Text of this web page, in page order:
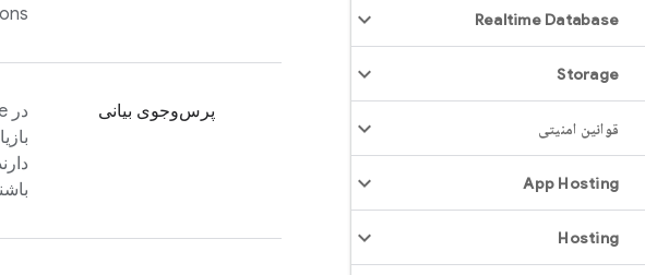
Realtime Database
Storage
قوانین امنیتی
App Hosting
Hosting
پرس‌وجوی بیانی در